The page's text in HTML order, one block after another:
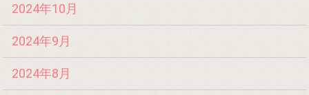
2024年10月
2024年9月
2024年8月